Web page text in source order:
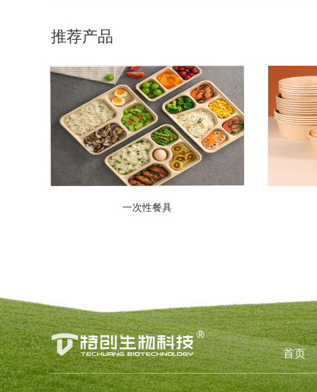
推荐产品
一次性餐具
首页